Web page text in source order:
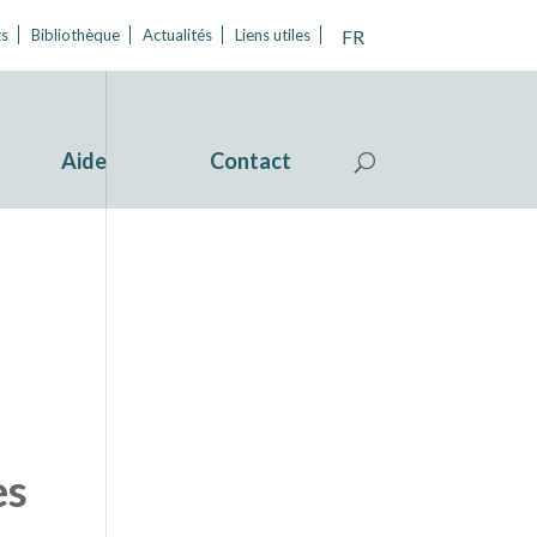
FR
Bibliothèque Actualités Liens utiles
Aide Contact